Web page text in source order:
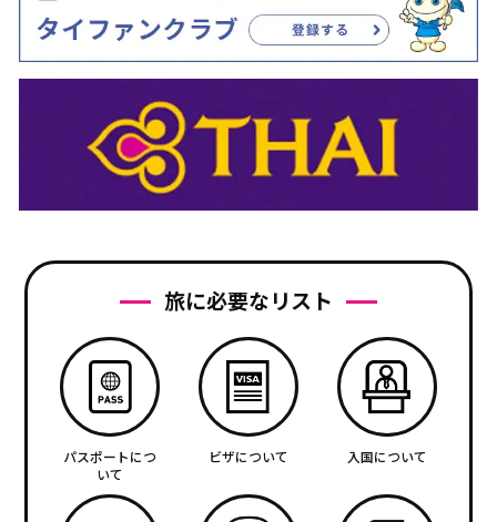
旅に必要なリスト
パスポートにつ
いて
ビザについて 入国について